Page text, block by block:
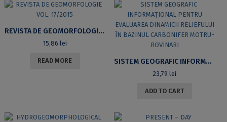
REVISTA DE GEOMORFOLOGIE VOL. 17/2015
15,86 lei
READ MORE SISTEM GEOGRAFIC INFORMAŢIONAL PENTRU EVALUAREA DINAMICII RELIEFULUI ÎN BAZINUL CARBONIFER MOTRU-ROVINARI
23,79lei
ADD TO CART